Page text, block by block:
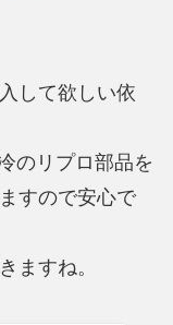
して欲しい依
のリプロ部品を
すので安心で
ますね。